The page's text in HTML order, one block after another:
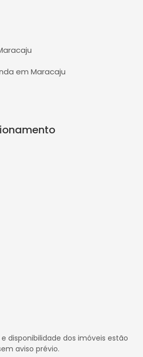
em Maracaju
disponibilidade dos imóveis estão
aviso prévio.